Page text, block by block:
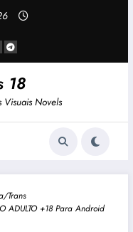
18
Visuais Novels
Trans
ADULTO +18 Para Android